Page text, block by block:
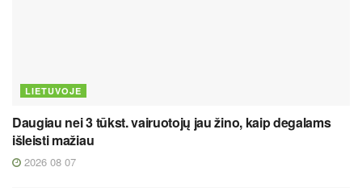
LIETUVOJE
Daugiau nei 3 tūkst. vairuotojų jau žino, kaip degalams
išleisti mažiau
2026 08 07